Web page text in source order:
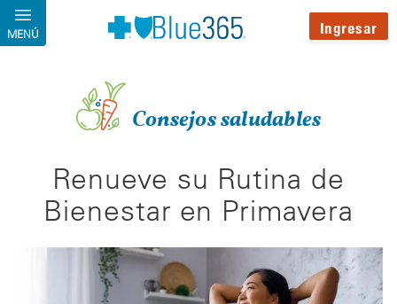
Pasar al contenido principal
MENÚ Ingresar
Consejos saludables
Renueve su Rutina de
Bienestar en Primavera